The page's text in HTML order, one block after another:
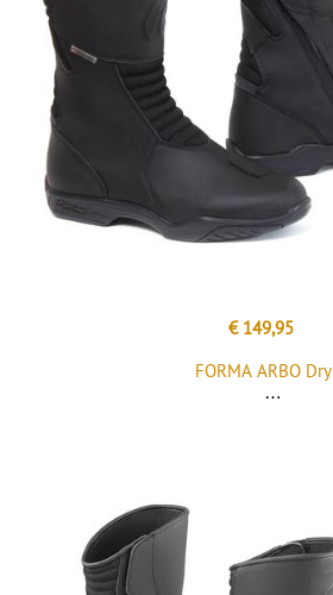
€ 149,95
FORMA ARBO Dry